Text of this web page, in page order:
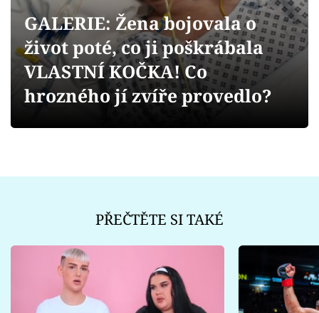
Videa
Sledujte prima+
GALERIE: Žena bojovala o
život poté, co ji poškrábala
VLASTNÍ KOČKA! Co
hrozného jí zvíře provedlo?
PŘEČTĚTE SI TAKÉ